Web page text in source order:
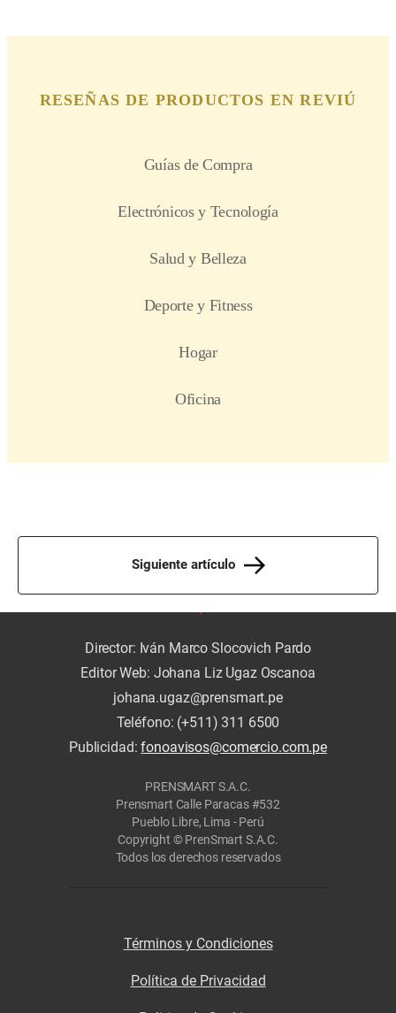
Siguiente artículo
Director: Iván Marco Slocovich Pardo
Editor Web: Johana Liz Ugaz Oscanoa
johana.ugaz@prensmart.pe
Teléfono: (+511) 311 6500
Publicidad:fonoavisos@comercio.com.pe
PRENSMART S.A.C.
Prensmart Calle Paracas #532
Pueblo Libre, Lima - Perú
Copyright © PrenSmart S.A.C.
Todos los derechos reservados
Términos y Condiciones
Política de Privacidad